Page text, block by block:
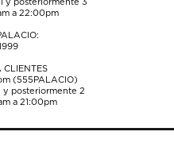
y posteriormente 3
a 22:00pm
CLIENTES
(555PALACIO)
y posteriormente 2
a 21:00pm